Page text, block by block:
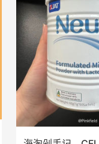
FWRD美网2026黑五海
开始？
08月05日
【黑五海淘攻略】Bobbi
2026海淘折扣预测！
08月05日